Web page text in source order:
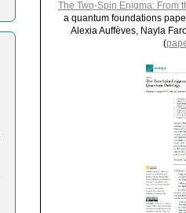
The Two-Spin Enigma: From
a quantum foundations
Alexia Auffèves, Nayla
(